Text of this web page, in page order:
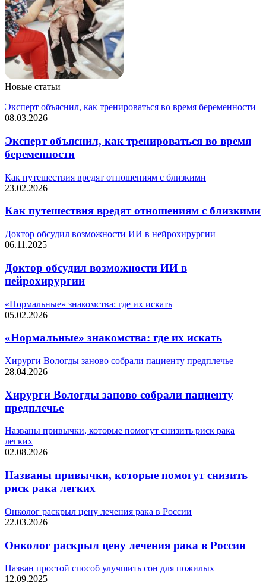
Новые статьи
Эксперт объяснил, как тренироваться во время беременности
08.03.2026
Эксперт объяснил, как тренироваться во время
беременности
Как путешествия вредят отношениям с близкими
23.02.2026
Как путешествия вредят отношениям с близкими
Доктор обсудил возможности ИИ в нейрохирургии
06.11.2025
Доктор обсудил возможности ИИ в
нейрохирургии
«Нормальные» знакомства: где их искать
05.02.2026
«Нормальные» знакомства: где их искать
Хирурги Вологды заново собрали пациенту предплечье
28.04.2026
Хирурги Вологды заново собрали пациенту
предплечье
Названы привычки, которые помогут снизить риск рака
легких
02.08.2026
Названы привычки, которые помогут снизить
риск рака легких
Онколог раскрыл цену лечения рака в России
22.03.2026
Онколог раскрыл цену лечения рака в России
Назван простой способ улучшить сон для пожилых
12.09.2025